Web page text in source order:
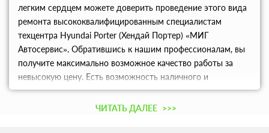
легким сердцем можете доверить проведение этого вида
ремонта высококвалифицированным специалистам
техцентра Hyundai Porter (Хендай Портер) «МИГ
Автосервис». Обратившись к нашим профессионалам, вы
получите максимально возможное качество работы за
невысокую цену. Есть возможность наличного и
безналичного расчета.
ЧИТАТЬ ДАЛЕЕ >>>